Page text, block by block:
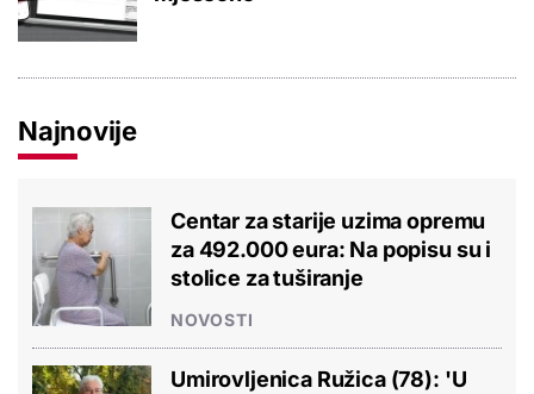
Najnovije
Centar za starije uzima opremu
za 492.000 eura: Na popisu su i
stolice za tuširanje
NOVOSTI
Umirovljenica Ružica (78): 'U